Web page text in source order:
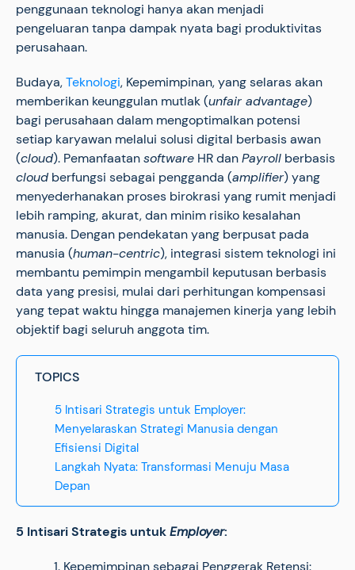
penggunaan teknologi hanya akan menjadi
pengeluaran tanpa dampak nyata bagi produktivitas
perusahaan.
Budaya,Teknologi, Kepemimpinan, yang selaras akan
memberikan keunggulan mutlak (unfair advantage)
bagi perusahaan dalam mengoptimalkan potensi
setiap karyawan melalui solusi digital berbasis awan
(cloud). Pemanfaatansoftware HR danPayroll berbasis
cloud berfungsi sebagai pengganda (amplifier) yang
menyederhanakan proses birokrasi yang rumit menjadi
lebih ramping, akurat, dan minim risiko kesalahan
manusia. Dengan pendekatan yang berpusat pada
manusia (human-centric), integrasi sistem teknologi ini
membantu pemimpin mengambil keputusan berbasis
data yang presisi, mulai dari perhitungan kompensasi
yang tepat waktu hingga manajemen kinerja yang lebih
objektif bagi seluruh anggota tim.
TOPICS
5 Intisari Strategis untuk Employer:
Menyelaraskan Strategi Manusia dengan
Efisiensi Digital
Langkah Nyata: Transformasi Menuju Masa
Depan
5 Intisari Strategis untukEmployer:
Kepemimpinan sebagai Penggerak Retensi: